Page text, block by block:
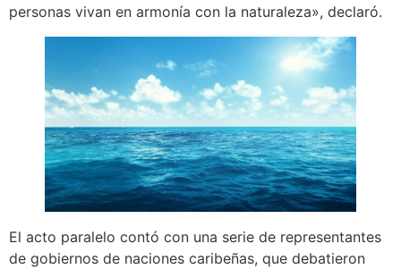
personas vivan en armonía con la naturaleza», declaró.
El acto paralelo contó con una serie de representantes
de gobiernos de naciones caribeñas, que debatieron